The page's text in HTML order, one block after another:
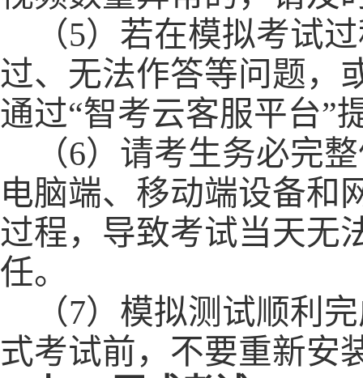
（5） 若在模拟考试
过、无法作答等问题，
通过“智考云客服平台”
（6） 请考生务必完
电脑端、移动端设备和
过程，导致考试当天无
任。
（7）模拟测试顺利
式考试前，不要重新安